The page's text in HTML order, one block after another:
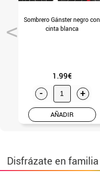
Sombrero Gánster negro con
cinta blanca
1.99€
- +
AÑADIR
Disfrázate en familia